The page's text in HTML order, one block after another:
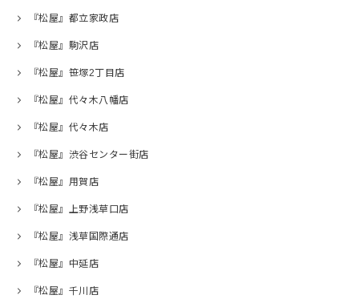
『松屋』都立家政店
『松屋』駒沢店
『松屋』笹塚2丁目店
『松屋』代々木八幡店
『松屋』代々木店
『松屋』渋谷センター街店
『松屋』用賀店
『松屋』上野浅草口店
『松屋』浅草国際通店
『松屋』中延店
『松屋』千川店